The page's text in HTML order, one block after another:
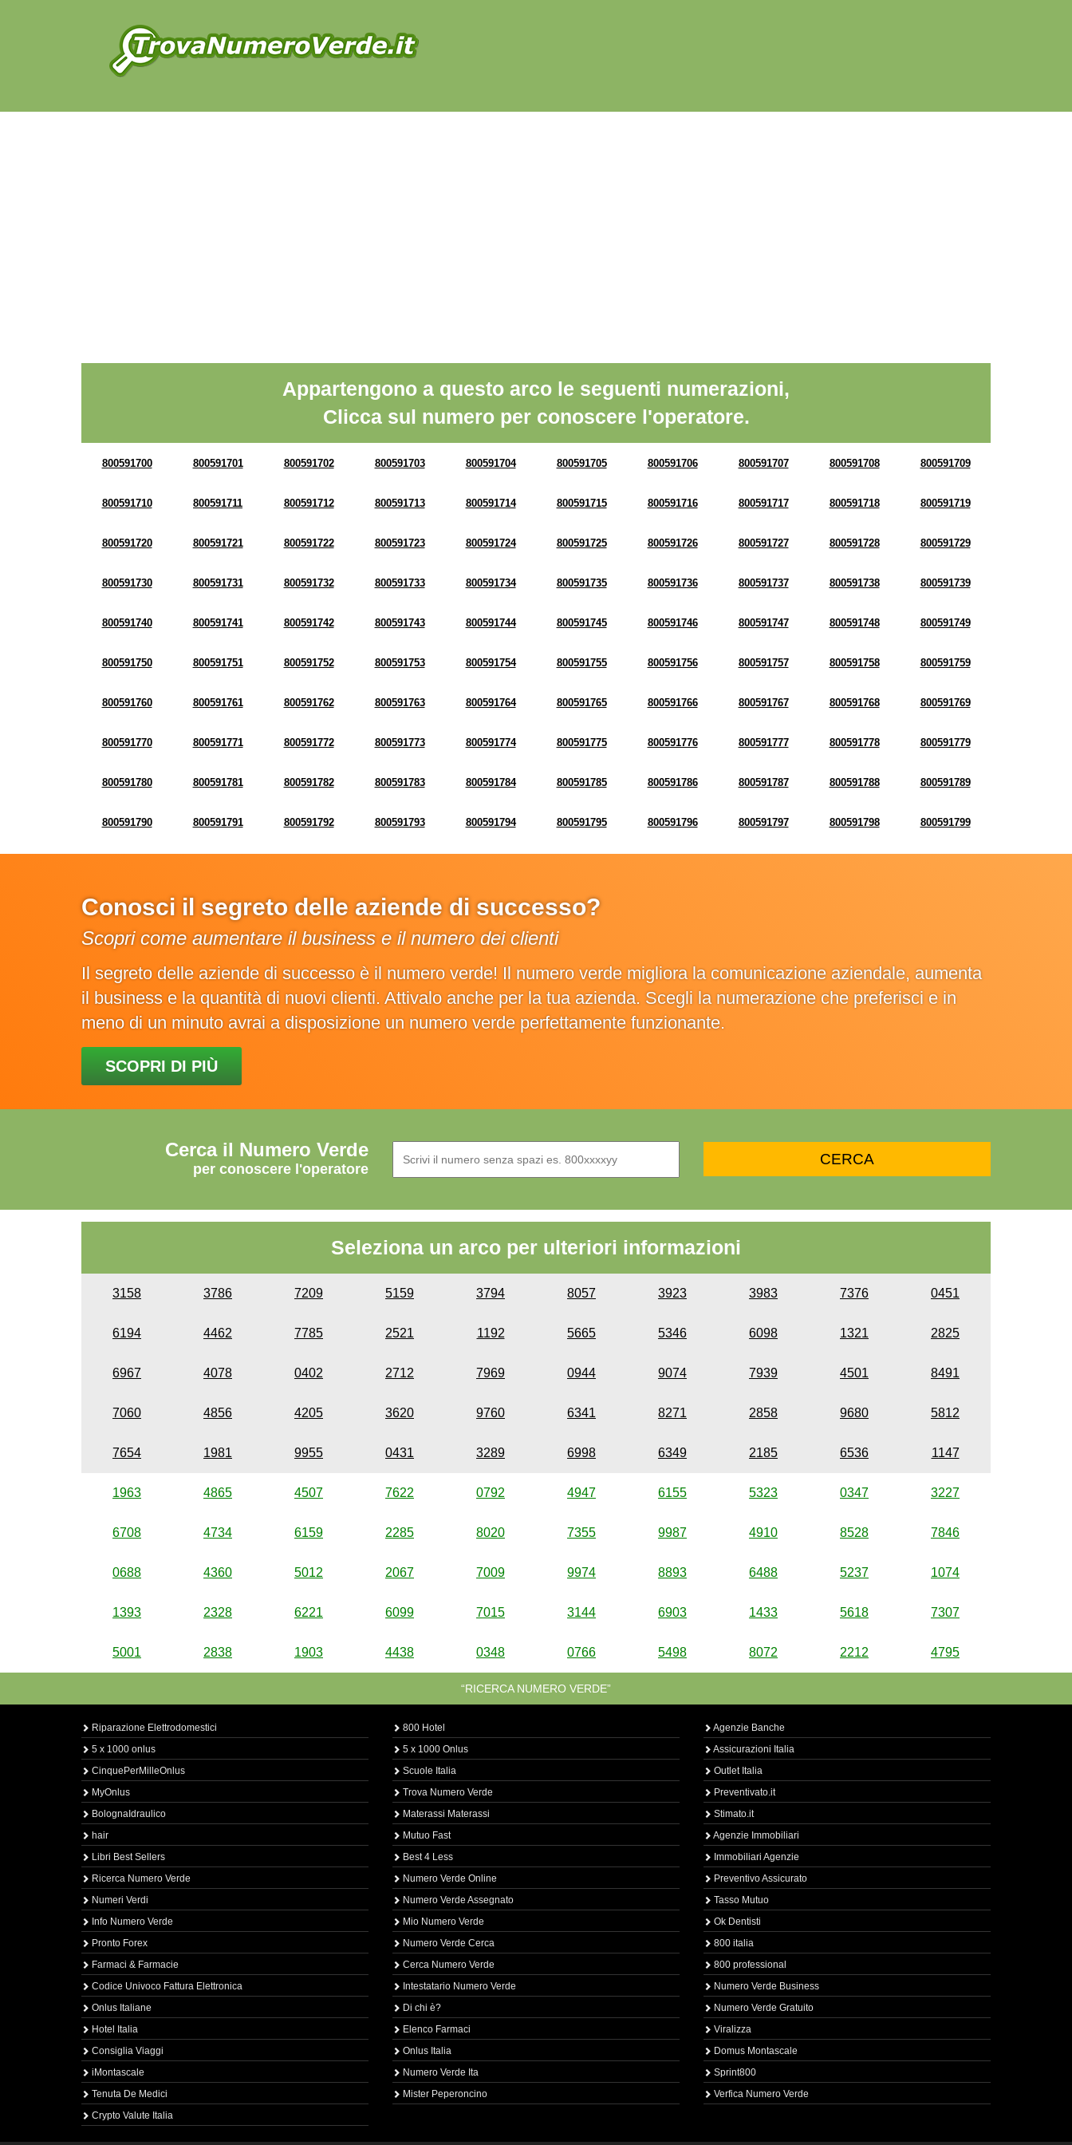
Appartengono a questo arco le seguenti numerazioni,
Clicca sul numero per conoscere l'operatore.
800591700 800591701 800591702 800591703 800591704 800591705 800591706 800591707 800591708 800591709
800591710 800591711 800591712 800591713 800591714 800591715 800591716 800591717 800591718 800591719
800591720 800591721 800591722 800591723 800591724 800591725 800591726 800591727 800591728 800591729
800591730 800591731 800591732 800591733 800591734 800591735 800591736 800591737 800591738 800591739
800591740 800591741 800591742 800591743 800591744 800591745 800591746 800591747 800591748 800591749
800591750 800591751 800591752 800591753 800591754 800591755 800591756 800591757 800591758 800591759
800591760 800591761 800591762 800591763 800591764 800591765 800591766 800591767 800591768 800591769
800591770 800591771 800591772 800591773 800591774 800591775 800591776 800591777 800591778 800591779
800591780 800591781 800591782 800591783 800591784 800591785 800591786 800591787 800591788 800591789
800591790 800591791 800591792 800591793 800591794 800591795 800591796 800591797 800591798 800591799
Conosci il segreto delle aziende di successo?
Scopri come aumentare il business e il numero dei clienti
Il segreto delle aziende di successo è il numero verde! Il numero verde migliora la comunicazione aziendale, aumenta
il business e la quantità di nuovi clienti. Attivalo anche per la tua azienda. Scegli la numerazione che preferisci e in
meno di un minuto avrai a disposizione un numero verde perfettamente funzionante.
SCOPRI DI PIÙ
Cerca il Numero Verde
per conoscere l'operatore
Seleziona un arco per ulteriori informazioni
3158 3786 7209 5159 3794 8057 3923 3983 7376 0451
6194 4462 7785 2521 1192 5665 5346 6098 1321 2825
6967 4078 0402 2712 7969 0944 9074 7939 4501 8491
7060 4856 4205 3620 9760 6341 8271 2858 9680 5812
7654 1981 9955 0431 3289 6998 6349 2185 6536 1147
1963 4865 4507 7622 0792 4947 6155 5323 0347 3227
6708 4734 6159 2285 8020 7355 9987 4910 8528 7846
0688 4360 5012 2067 7009 9974 8893 6488 5237 1074
1393 2328 6221 6099 7015 3144 6903 1433 5618 7307
5001 2838 1903 4438 0348 0766 5498 8072 2212 4795
“RICERCA NUMERO VERDE”
Riparazione Elettrodomestici
5 x 1000 onlus
CinquePerMilleOnlus
MyOnlus
BolognaIdraulico
hair
Libri Best Sellers
Ricerca Numero Verde
Numeri Verdi
Info Numero Verde
Pronto Forex
Farmaci & Farmacie
Codice Univoco Fattura Elettronica
Onlus Italiane
Hotel Italia
Consiglia Viaggi
iMontascale
Tenuta De Medici
Crypto Valute Italia
800 Hotel
5 x 1000 Onlus
Scuole Italia
Trova Numero Verde
Materassi Materassi
Mutuo Fast
Best 4 Less
Numero Verde Online
Numero Verde Assegnato
Mio Numero Verde
Numero Verde Cerca
Cerca Numero Verde
Intestatario Numero Verde
Di chi è?
Elenco Farmaci
Onlus Italia
Numero Verde Ita
Mister Peperoncino
Agenzie Banche
Assicurazioni Italia
Outlet Italia
Preventivato.it
Stimato.it
Agenzie Immobiliari
Immobiliari Agenzie
Preventivo Assicurato
Tasso Mutuo
Ok Dentisti
800 italia
800 professional
Numero Verde Business
Numero Verde Gratuito
Viralizza
Domus Montascale
Sprint800
Verfica Numero Verde